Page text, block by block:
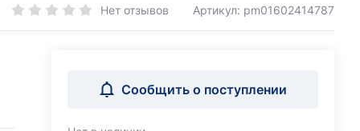
Нет отзывов Артикул: pm01602414787
Сообщить о поступлении